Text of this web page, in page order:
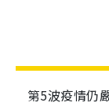
第5波疫情仍